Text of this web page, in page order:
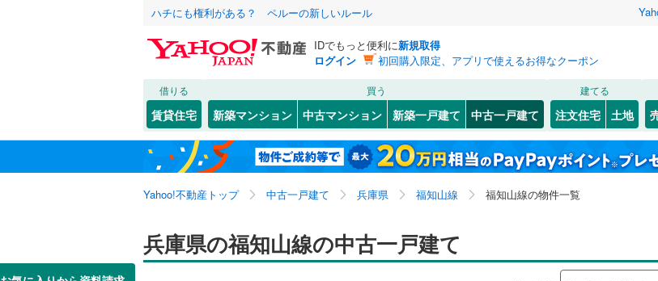
ハチにも権利がある？ ペルーの新しいルール
IDでもっと便利に新規取得
ログイン
初回購入限定、アプリで使えるお得なクーポン
借りる
賃貸住宅
買う
新築マンション 中古マンション 新築一戸建て 中古一戸建て
建てる
注文住宅 土地
Yahoo!不動産トップ 中古一戸建て 兵庫県 福知山線 福知山線の物件一覧
兵庫県の福知山線の中古一戸建て
北海道 北海道
東北 青森 岩手 宮城 秋田 山
関東 東京 神奈川 埼玉 千葉
信越・北陸 新潟 長野
神戸市 東灘区(70) 灘区(49)
長田区(28) 須磨区(48)
北区
45 ) 中央区 (7
兵庫県のそのほ
かの地域
姫路市(321)
JR 東海道本線（JR西日本）(283) 福知山線(342)
加古川線(67) 播但線(153)
赤穂線(22) 山陰本線(6)
山陽新幹線(162
地下鉄 神戸市営地下鉄西神・山手線(
(21) (16) (46) (23) (30) ( 66) (46)
(6) (4) (0) (2)
こだわり条件 リフォーム、リノベーション
リノベーション・リフォーム
（100）
築古・築30年以上（
設備
床暖房（25）
駐車場2台以上（124） ビルトインガレージ（
検索条件を保存しました
この検索条件の新着物件通知は、 マイページから設定
兵庫県、福知山線
検索条件を保存する
お気に入りリストを
閉じる
お気に入りリストを
閉じる